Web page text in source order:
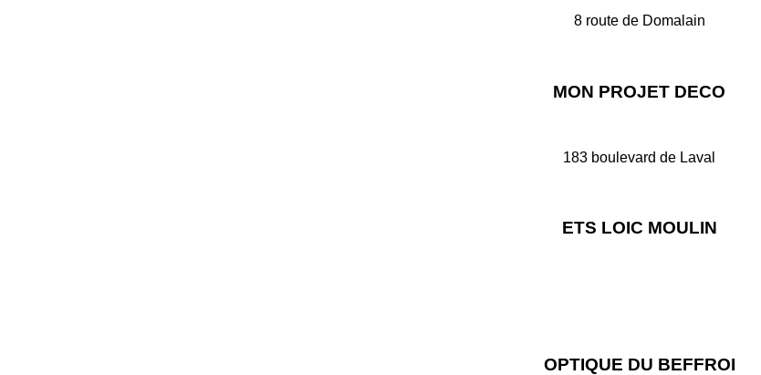
8 route de Domalain
Suivez JOUECLUB Vitré sur Facebook
MON PROJET DECO
183 boulevard de Laval
Suivez Mon Projet Déco sur Facebook
ETS LOIC MOULIN
Sur internet
OPTIQUE DU BEFFROI